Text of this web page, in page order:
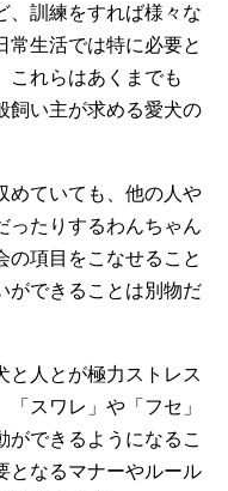
、訓練をすれば様々な
常生活では特に必要と
これらはあくまでも
飼い主が求める愛犬の
めていても、他の人や
ったりするわんちゃん
の項目をこなせること
ができることは別物だ
と人とが極力ストレス
スワレ」や「フセ」
ができるようになるこ
となるマナーやルール